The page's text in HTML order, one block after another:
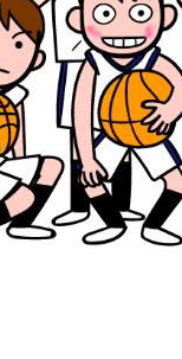
年
4
月
13
日
by
BAS-
Lab